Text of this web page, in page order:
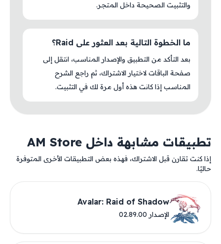
والتثبيت الصحيحة داخل المتجر.
ما الخطوة التالية بعد العثور على Raid؟
بعد التأكد من التطبيق والإصدار المناسب، انتقل إلى
صفحة الباقات لاختيار الاشتراك، ثم راجع الشرح
المناسب إذا كانت هذه أول مرة لك في التثبيت.
تطبيقات مشابهة داخل AM Store
إذا كنت تقارن قبل الاشتراك، فهذه بعض التطبيقات الأخرى المتوفرة
حاليًا.
Avalar: Raid of Shadow
الإصدار 02.89.00